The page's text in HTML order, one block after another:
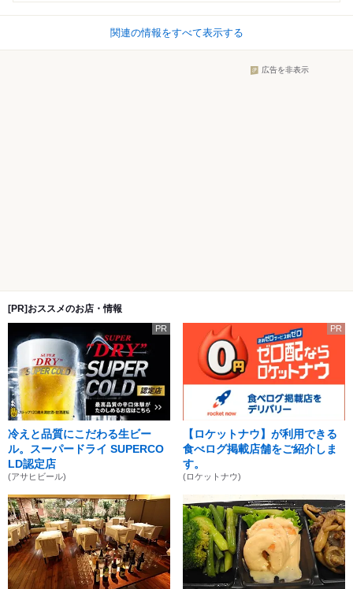
関連の情報をすべて表示する
広告を非表示
[PR]おススメのお店・情報
PR
冷えと品質にこだわる生ビー
ル。スーパードライ SUPERCO
LD認定店
(アサヒビール)
PR
【ロケットナウ】が利用できる
食べログ掲載店舗をご紹介しま
す。
(ロケットナウ)